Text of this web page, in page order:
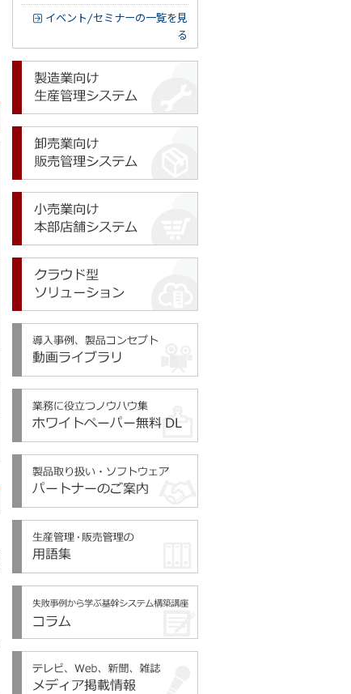
イベント/セミナーの一覧を見
る